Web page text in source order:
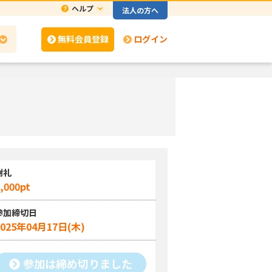
ヘルプ 法人の方へ
無料会員登録 ログイン
礼
加締切日
年04月17日(木)
参加は締め切りました